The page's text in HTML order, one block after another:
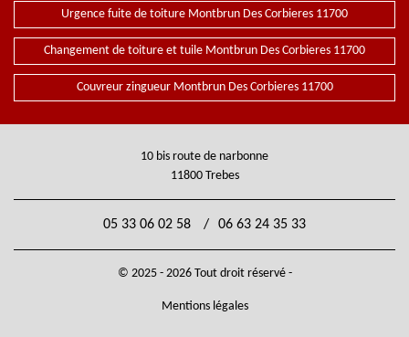
Urgence fuite de toiture Montbrun Des Corbieres 11700
Changement de toiture et tuile Montbrun Des Corbieres 11700
Couvreur zingueur Montbrun Des Corbieres 11700
10 bis route de narbonne
11800 Trebes
05 33 06 02 58 / 06 63 24 35 33
© 2025 - 2026 Tout droit réservé -
Mentions légales